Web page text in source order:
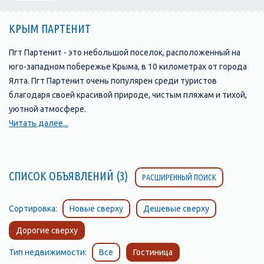
КРЫМ ПАРТЕНИТ
Пгт Партенит - это небольшой поселок, расположенный на
юго-западном побережье Крыма, в 10 километрах от города
Ялта. Пгт Партенит очень популярен среди туристов
благодаря своей красивой природе, чистым пляжам и тихой,
уютной атмосфере.
для отдыха и развлечений: водные виды спорта, зонты и
лежаки, кафе и рестораны, а также различные развлечения
Достопримечательности Пгт Партенита включают в себя
замок Гагариных, построенный в XIX веке в средневековом
стиле. Замок находится на горе и представляет собой
Читать далее...
СПИСОК ОБЪЯВЛЕНИЙ (3) РАСШИРЕННЫЙ ПОИСК
Сортировка: Новые сверху Дешевые сверху
Дорогие сверху
Тип недвижимости: Все Гостиница